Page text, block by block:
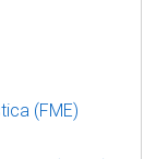
(FME)